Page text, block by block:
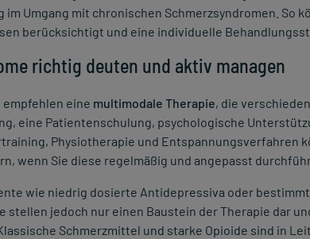
im Umgang mit chronischen Schmerzsyndromen. So
berücksichtigt und eine individuelle
richtig deuten und aktiv managen
eine multimodale Therapie, die
eine Patientenschulung, psychologische
Physiotherapie und Entspannungsverfahren
wenn Sie diese regelmäßig und angepasst
wie niedrig dosierte Antidepressiva oder
stellen jedoch nur einen Baustein der Therapie dar
Schmerzmittel und starke Opioide sind in